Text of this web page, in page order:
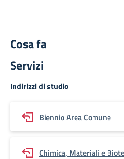
Cosa fa
Servizi
Indirizzi di studio
Biennio Area Comune
Chimica, Materiali e